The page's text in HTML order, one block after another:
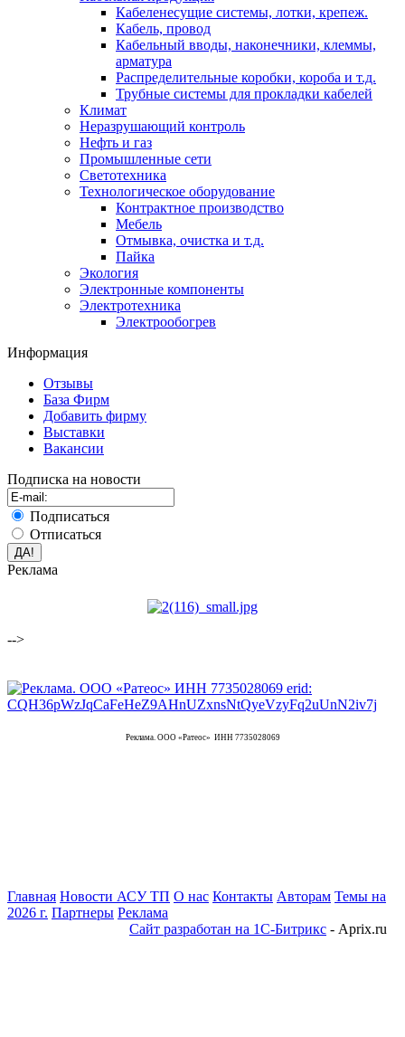
Кабеленесущие системы, лотки, крепеж.
Кабель, провод
Кабельный вводы, наконечники, клеммы,
арматура
Распределительные коробки, короба и т.д.
Трубные системы для прокладки кабелей
Климат
Неразрушающий контроль
Нефть и газ
Промышленные сети
Светотехника
Технологическое оборудование
Контрактное производство
Мебель
Отмывка, очистка и т.д.
Пайка
Экология
Электронные компоненты
Электротехника
Электрообогрев
Информация
Отзывы
База Фирм
Добавить фирму
Выставки
Вакансии
Подписка на новости
Подписаться
Отписаться
Реклама
-->
Реклама. ООО «Ратеос» ИНН 7735028069
Главная Новости АСУ ТП О нас Контакты Авторам Темы на
2026 г. Партнеры Реклама
Сайт разработан на 1С-Битрикс - Aprix.ru